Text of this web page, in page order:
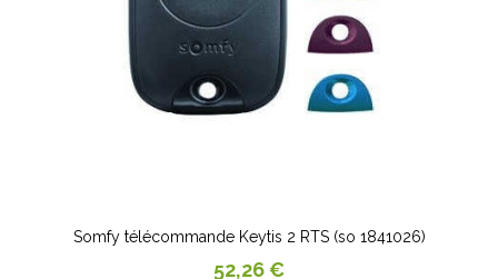
Somfy télécommande Keytis 2 RTS (so 1841026)
Prix
52,26 €